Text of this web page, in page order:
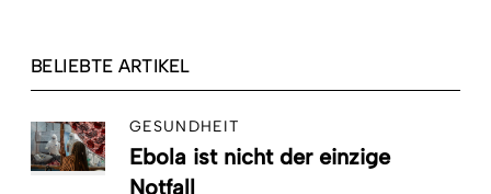
BELIEBTE ARTIKEL
GESUNDHEIT
Ebola ist nicht der einzige
Notfall